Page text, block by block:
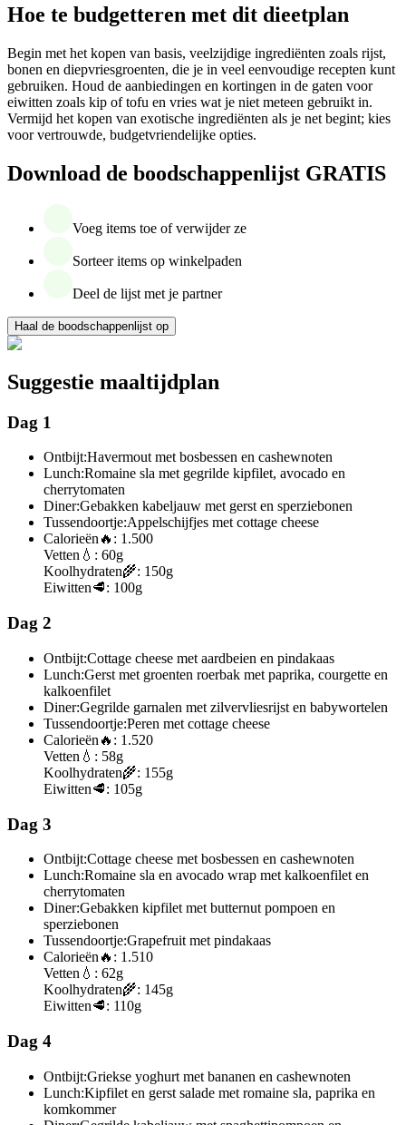
Hoe te budgetteren met dit dieetplan
Begin met het kopen van basis, veelzijdige ingrediënten zoals rijst,
bonen en diepvriesgroenten, die je in veel eenvoudige recepten kunt
gebruiken. Houd de aanbiedingen en kortingen in de gaten voor
eiwitten zoals kip of tofu en vries wat je niet meteen gebruikt in.
Vermijd het kopen van exotische ingrediënten als je net begint; kies
voor vertrouwde, budgetvriendelijke opties.
Download de boodschappenlijst GRATIS
Voeg items toe of verwijder ze
Sorteer items op winkelpaden
Deel de lijst met je partner
Haal de boodschappenlijst op
Suggestie maaltijdplan
Dag 1
Ontbijt:Havermout met bosbessen en cashewnoten
Lunch:Romaine sla met gegrilde kipfilet, avocado en
cherrytomaten
Diner:Gebakken kabeljauw met gerst en sperziebonen
Tussendoortje:Appelschijfjes met cottage cheese
Calorieën 🔥: 1.500
Vetten 💧: 60g
Koolhydraten🌾: 150g
Eiwitten🥩: 100g
Dag 2
Ontbijt:Cottage cheese met aardbeien en pindakaas
Lunch:Gerst met groenten roerbak met paprika, courgette en
kalkoenfilet
Diner:Gegrilde garnalen met zilvervliesrijst en babywortelen
Tussendoortje:Peren met cottage cheese
Calorieën 🔥: 1.520
Vetten 💧: 58g
Koolhydraten🌾: 155g
Eiwitten🥩: 105g
Dag 3
Ontbijt:Cottage cheese met bosbessen en cashewnoten
Lunch:Romaine sla en avocado wrap met kalkoenfilet en
cherrytomaten
Diner:Gebakken kipfilet met butternut pompoen en
sperziebonen
Tussendoortje:Grapefruit met pindakaas
Calorieën 🔥: 1.510
Vetten 💧: 62g
Koolhydraten🌾: 145g
Eiwitten🥩: 110g
Dag 4
Ontbijt:Griekse yoghurt met bananen en cashewnoten
Lunch:Kipfilet en gerst salade met romaine sla, paprika en
komkommer